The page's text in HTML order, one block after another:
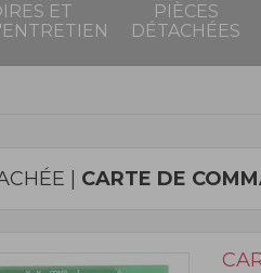
ET
PIÈCES
DÉTACHÉES
| CARTE DE